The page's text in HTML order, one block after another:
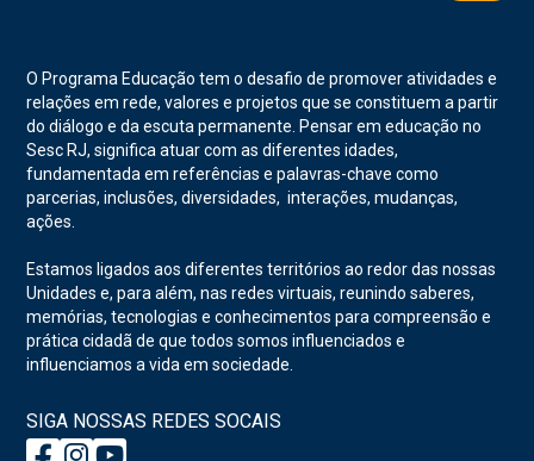
O Programa Educação tem o desafio de promover atividades e
relações em rede, valores e projetos que se constituem a partir
do diálogo e da escuta permanente. Pensar em educação no
Sesc RJ, significa atuar com as diferentes idades,
fundamentada em referências e palavras-chave como
parcerias, inclusões, diversidades, interações, mudanças,
ações.
Estamos ligados aos diferentes territórios ao redor das nossas
Unidades e, para além, nas redes virtuais, reunindo saberes,
memórias, tecnologias e conhecimentos para compreensão e
prática cidadã de que todos somos influenciados e
influenciamos a vida em sociedade.
SIGA NOSSAS REDES SOCAIS